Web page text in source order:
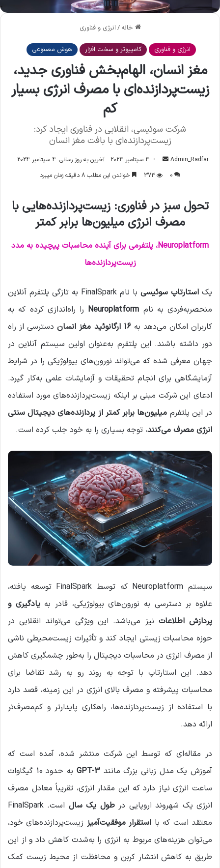
خانه / انرژی و فناوری
انرژی و فناوری کامپیوتر و سخت افزار هوش مصنوعی
مغز انسان، الهام‌بخش فناوری جدید،
زیست‌پردازنده‌ای با مصرف انرژی بسیار
کم
شرکت سوئیسی، انقلابی در فناوری ایجاد کرد:
زیست‌پردازنده‌ای با بافت مغز انسان
Admin_Radfar
ر
ل
ا
م
4 سپتامبر 2024
آخرین به روز رسانی: 4 سپتامبر 2024
0
373 خواندن این مطلب 8 دقیقه زمان میبرد
تحول سبز در فناوری: زیست‌پردازنده‌هایی با
مصرف انرژی میلیون‌ها برابر کمتر
Neuroplatform، پلتفرمی برای آینده محاسبات پیچیده به مدد
زیست‌پردازنده‌ها
یک استارتاپ سوئیسی
با نام FinalSpark به تازگی پلتفرم آنلاین
منحصربه‌فردی به نام Neuroplatform را راه‌اندازی کرده که به
کاربران امکان می‌دهد به16 ارگانوئید مغز انسان
دسترسی از راه
دور داشته باشند. این پلتفرم به‌عنوان اولین سیستم آنلاین در
جهان معرفی شده که می‌تواند نورون‌های بیولوژیکی را در شرایط
آزمایشگاهی برای انجام تحقیقات و آزمایشات علمی به‌کار گیرد.
ادعای این شرکت مبنی بر اینکه زیست‌پردازنده‌های مورد استفاده
در این پلتفرم میلیون‌ها برابر کمتر از پردازنده‌های دیجیتال سنتی
انرژی مصرف می‌کنند، توجه بسیاری را به خود جلب کرده است.
سیستم Neuroplatform که توسط FinalSpark توسعه یافته،
علاوه بر دسترسی به نورون‌های بیولوژیکی، قادر بهیادگیری و
پردازش اطلاعات نیز می‌باشد. این ویژگی می‌تواند انقلابی در
حوزه محاسبات زیستی ایجاد کند و تأثیرات زیست‌محیطی ناشی
از مصرف انرژی در محاسبات دیجیتال را به‌طور چشمگیری کاهش
دهد. این استارتاپ با توجه به روند رو به رشد تقاضا برای
محاسبات پیشرفته و مصرف بالای انرژی در این زمینه، قصد دارد
با استفاده از زیست‌پردازنده‌ها، راهکاری پایدارتر و کم‌مصرف‌تر
ارائه دهد.
در مقاله‌ای که توسط این شرکت منتشر شده، آمده است که
آموزش یک مدل زبانی بزرگ مانندGPT-3
به حدود 10 گیگاوات
ساعت انرژی نیاز دارد که این مقدار انرژی، تقریباً معادل مصرف
انرژی یک شهروند اروپایی درطول یک سال
است. FinalSpark
معتقد است که با استقرار موفقیت‌آمیز زیست‌پردازنده‌های خود،
می‌توان هزینه‌های مربوط به انرژی را به‌شدت کاهش داد و از این
طریق به کاهش انتشار کربن و محافظت از محیط زیست کمک